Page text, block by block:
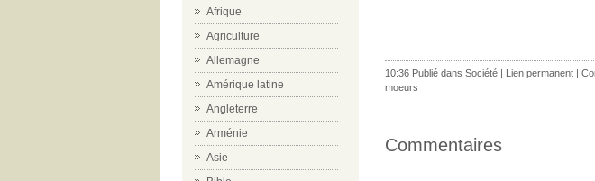
Afrique
Agriculture
Allemagne
Amérique latine
Angleterre
Arménie
Asie
10:36 Publié dans Société | Lien permanent |
moeurs
Commentaires